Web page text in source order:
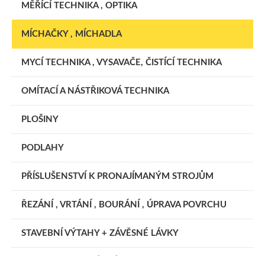
MĚŘÍCÍ TECHNIKA , OPTIKA
MÍCHAČKY , MÍCHADLA
MYCÍ TECHNIKA , VYSAVAČE, ČISTÍCÍ TECHNIKA
OMÍTACÍ A NÁSTŘIKOVÁ TECHNIKA
PLOŠINY
PODLAHY
PŘÍSLUŠENSTVÍ K PRONAJÍMANÝM STROJŮM
ŘEZÁNÍ , VRTÁNÍ , BOURÁNÍ , ÚPRAVA POVRCHU
STAVEBNÍ VÝTAHY + ZÁVĚSNÉ LÁVKY